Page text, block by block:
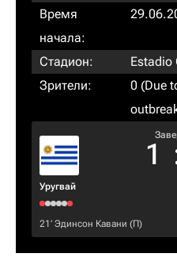
Время
начала:
Стадион:
Estadio
Зрители:
0 (Due
Уругвай
1
21‎’‎ Эдинсон Кавани (П)